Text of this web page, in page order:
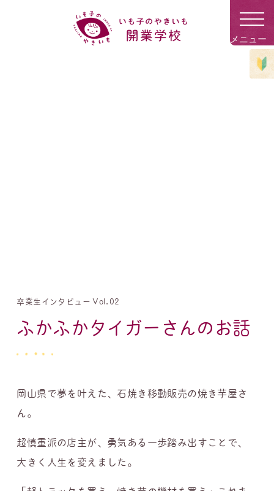
卒業生インタビュー Vol.02
ふかふかタイガーさんのお話
岡山県で夢を叶えた、石焼き移動販売の焼き芋屋さ
ん。
超慎重派の店主が、勇気ある一歩踏み出すことで、
大きく人生を変えました。